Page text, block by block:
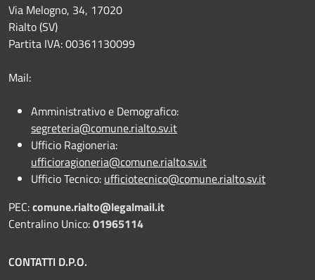
Via Melogno, 34, 17020
Rialto (SV)
Partita IVA: 00361130099
Mail:
Amministrativo e Demografico:
segreteria@comune.rialto.sv.it
Ufficio Ragioneria:
ufficioragioneria@comune.rialto.sv.it
Ufficio Tecnico: ufficiotecnico@comune.rialto.sv.it
PEC:comune.rialto@legalmail.it
Centralino Unico:01965114
CONTATTI D.P.O.